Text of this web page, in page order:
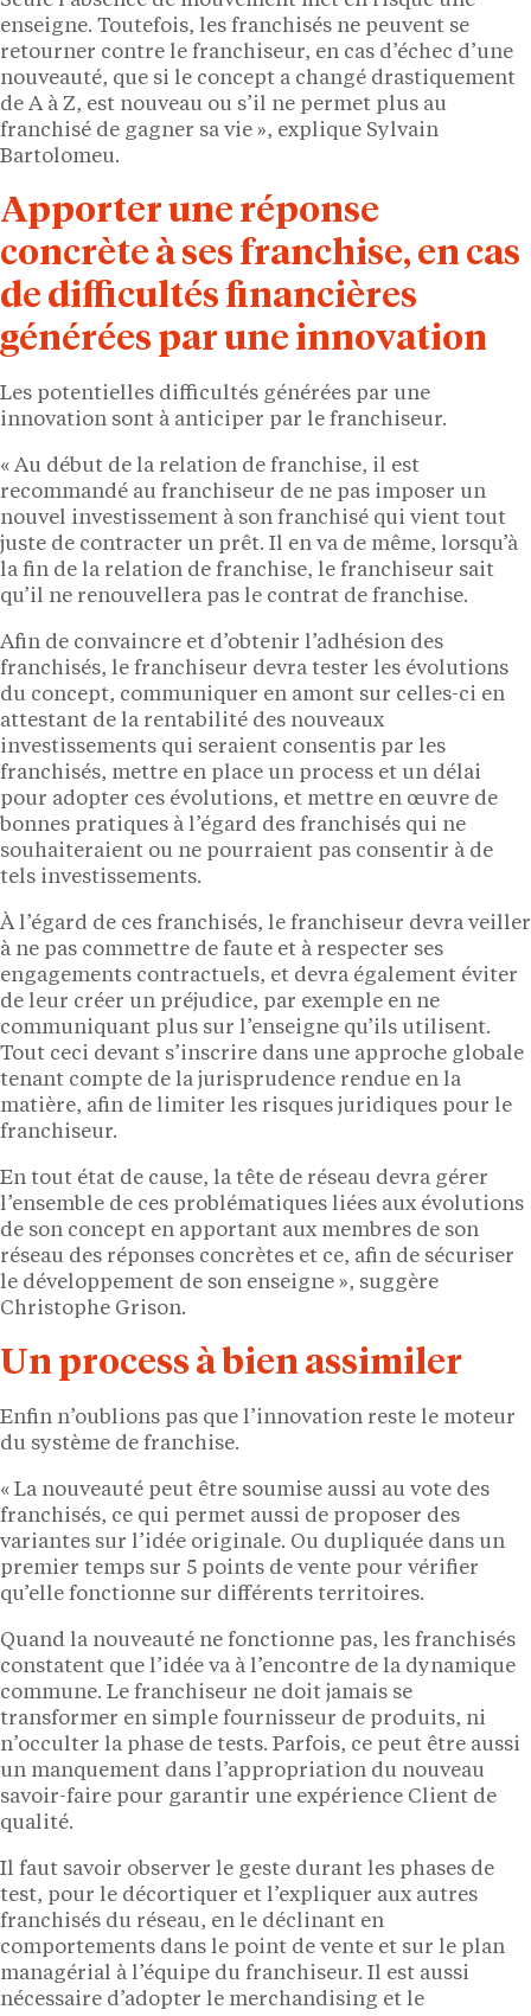
enseigne. Toutefois, les franchisés ne peuvent se
retourner contre le franchiseur, en cas d’échec d’une
nouveauté, que si le concept a changé drastiquement
de A à Z, est nouveau ou s’il ne permet plus au
franchisé de gagner sa vie », explique Sylvain
Bartolomeu.
Apporter une réponse
concrète à ses franchise, en cas
de difficultés financières
générées par une innovation
Les potentielles difficultés générées par une
innovation sont à anticiper par le franchiseur.
« Au début de la relation de franchise, il est
recommandé au franchiseur de ne pas imposer un
nouvel investissement à son franchisé qui vient tout
juste de contracter un prêt. Il en va de même, lorsqu’à
la fin de la relation de franchise, le franchiseur sait
qu’il ne renouvellera pas le contrat de franchise.
Afin de convaincre et d’obtenir l’adhésion des
franchisés, le franchiseur devra tester les évolutions
du concept, communiquer en amont sur celles-ci en
attestant de la rentabilité des nouveaux
investissements qui seraient consentis par les
franchisés, mettre en place un process et un délai
pour adopter ces évolutions, et mettre en œuvre de
bonnes pratiques à l’égard des franchisés qui ne
souhaiteraient ou ne pourraient pas consentir à de
tels investissements.
À l’égard de ces franchisés, le franchiseur devra veiller
à ne pas commettre de faute et à respecter ses
engagements contractuels, et devra également éviter
de leur créer un préjudice, par exemple en ne
communiquant plus sur l’enseigne qu’ils utilisent.
Tout ceci devant s’inscrire dans une approche globale
tenant compte de la jurisprudence rendue en la
matière, afin de limiter les risques juridiques pour le
franchiseur.
En tout état de cause, la tête de réseau devra gérer
l’ensemble de ces problématiques liées aux évolutions
de son concept en apportant aux membres de son
réseau des réponses concrètes et ce, afin de sécuriser
le développement de son enseigne », suggère
Christophe Grison.
Un process à bien assimiler
Enfin n’oublions pas que l’innovation reste le moteur
du système de franchise.
« La nouveauté peut être soumise aussi au vote des
franchisés, ce qui permet aussi de proposer des
variantes sur l’idée originale. Ou dupliquée dans un
premier temps sur 5 points de vente pour vérifier
qu’elle fonctionne sur différents territoires.
Quand la nouveauté ne fonctionne pas, les franchisés
constatent que l’idée va à l’encontre de la dynamique
commune. Le franchiseur ne doit jamais se
transformer en simple fournisseur de produits, ni
n’occulter la phase de tests. Parfois, ce peut être aussi
un manquement dans l’appropriation du nouveau
savoir-faire pour garantir une expérience Client de
qualité.
Il faut savoir observer le geste durant les phases de
test, pour le décortiquer et l’expliquer aux autres
franchisés du réseau, en le déclinant en
comportements dans le point de vente et sur le plan
managérial à l’équipe du franchiseur. Il est aussi
nécessaire d’adopter le merchandising et le